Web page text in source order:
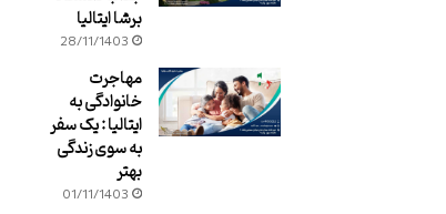
برشا ایتالیا
28/11/1403
مهاجرت
خانوادگی به
ایتالیا : یک سفر
به سوی زندگی
بهتر
01/11/1403